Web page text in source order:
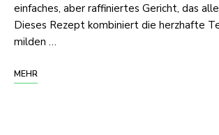
einfaches, aber raffiniertes Gericht, das
Dieses Rezept kombiniert die herzhafte
milden …
MEHR